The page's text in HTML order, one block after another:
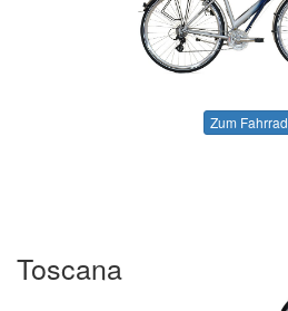
Zum Fahrrad
Toscana